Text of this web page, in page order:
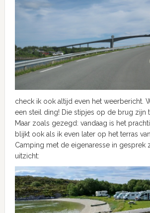
check ik ook altijd even het weerbericht.
een steil ding! Die stipjes op de brug zijn
Maar zoals gezegd: vandaag is het
blijkt ook als ik even later op het terras
Camping met de eigenaresse in gesprek
uitzicht: